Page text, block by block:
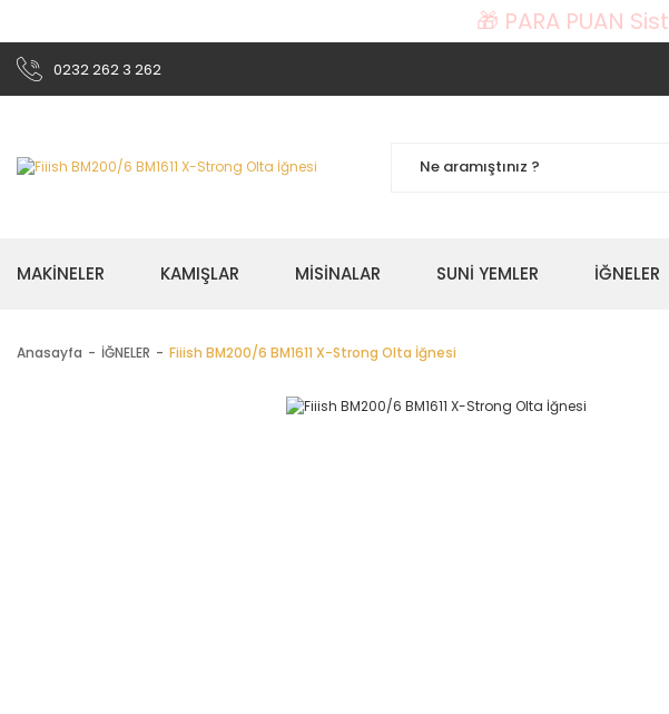
🎁 PARA PUAN
0232 262 3 262
MAKİNELER KAMIŞLAR MİSİNALAR SUNİ YEMLER İĞNELER
Anasayfa İĞNELER Fiiish BM200/6 BM1611 X-Strong Olta İğnesi